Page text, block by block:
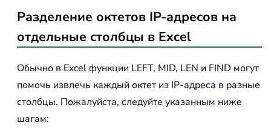
Разделение октетов IP-адресов на
отдельные столбцы в Excel
Обычно в Excel функции LEFT, MID, LEN и FIND могут
помочь извлечь каждый октет из IP-адреса в разные
столбцы. Пожалуйста, следуйте указанным ниже
шагам: